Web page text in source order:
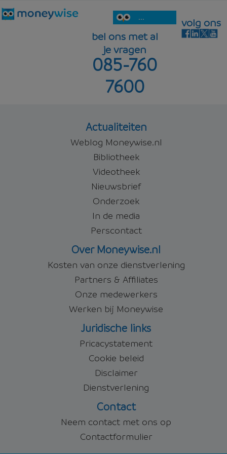
...
bel ons met al
je vragen
085-760
7600
volg ons
Actualiteiten
Weblog Moneywise.nl
Bibliotheek
Videotheek
Nieuwsbrief
Onderzoek
In de media
Perscontact
Over Moneywise.nl
Kosten van onze dienstverlening
Partners & Affiliates
Onze medewerkers
Werken bij Moneywise
Juridische links
Pricacystatement
Cookie beleid
Disclaimer
Dienstverlening
Contact
Neem contact met ons op
Contactformulier